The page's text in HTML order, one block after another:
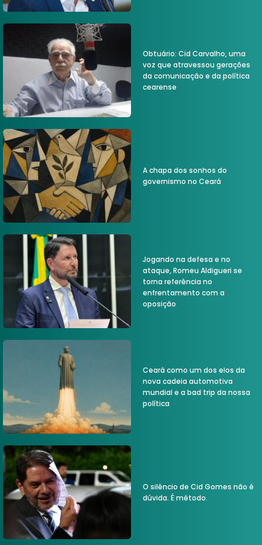
Obtuário: Cid Carvalho, uma
voz que atravessou gerações
da comunicação e da política
cearense
A chapa dos sonhos do
governismo no Ceará
Jogando na defesa e no
ataque, Romeu Aldigueri se
torna referência no
enfrentamento com a
oposição
Ceará como um dos elos da
nova cadeia automotiva
mundial e a bad trip da nossa
política
O silêncio de Cid Gomes não é
dúvida. É método.